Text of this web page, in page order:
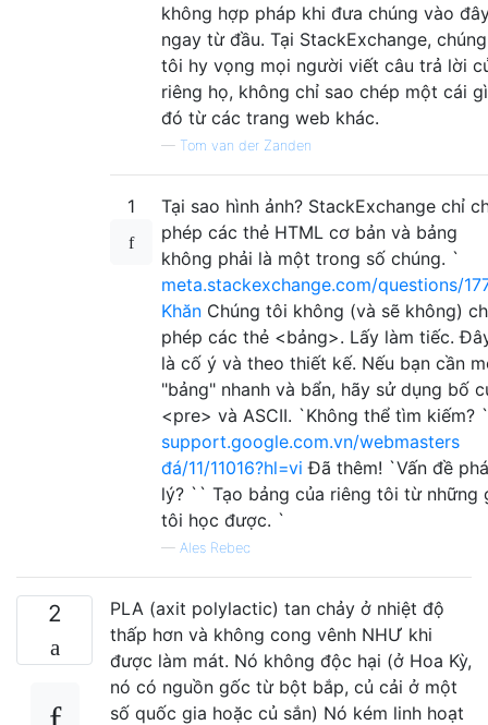
không hợp pháp khi đưa chúng vào
ngay từ đầu. Tại StackExchange, chúng
tôi hy vọng mọi người viết câu trả lời
riêng họ, không chỉ sao chép một cái gì
đó từ các trang web khác.
— Tom van der Zanden
1
Tại sao hình ảnh? StackExchange chỉ
phép các thẻ HTML cơ bản và bảng
không phải là một trong số chúng. `
meta.stackexchange.com/questions/
Khăn Chúng tôi không (và sẽ không)
phép các thẻ <bảng>. Lấy làm tiếc.
là cố ý và theo thiết kế. Nếu bạn cần
"bảng" nhanh và bẩn, hãy sử dụng bố
<pre> và ASCII. `Không thể tìm kiếm? `
support.google.com.vn/webmasters
đá/11/11016?hl=vi Đã thêm! `Vấn đề
lý? `` Tạo bảng của riêng tôi từ những
tôi học được. `
— Ales Rebec
2
PLA (axit polylactic) tan chảy ở nhiệt độ
thấp hơn và không cong vênh NHƯ khi
được làm mát. Nó không độc hại (ở Hoa Kỳ,
nó có nguồn gốc từ bột bắp, củ cải ở một
số quốc gia hoặc củ sắn) Nó kém linh hoạt